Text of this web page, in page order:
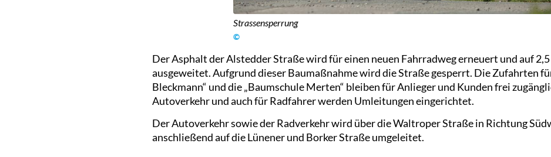
Strassensperrung
©
Der Asphalt der Alstedder Straße wird für einen neuen Fahrradweg erneuert und auf
ausgeweitet. Aufgrund dieser Baumaßnahme wird die Straße gesperrt. Die Zufahrten
Bleckmann“ und die „Baumschule Merten“ bleiben für Anlieger und Kunden frei
Autoverkehr und auch für Radfahrer werden Umleitungen eingerichtet.
Der Autoverkehr sowie der Radverkehr wird über die Waltroper Straße in Richtung
anschließend auf die Lünener und Borker Straße umgeleitet.